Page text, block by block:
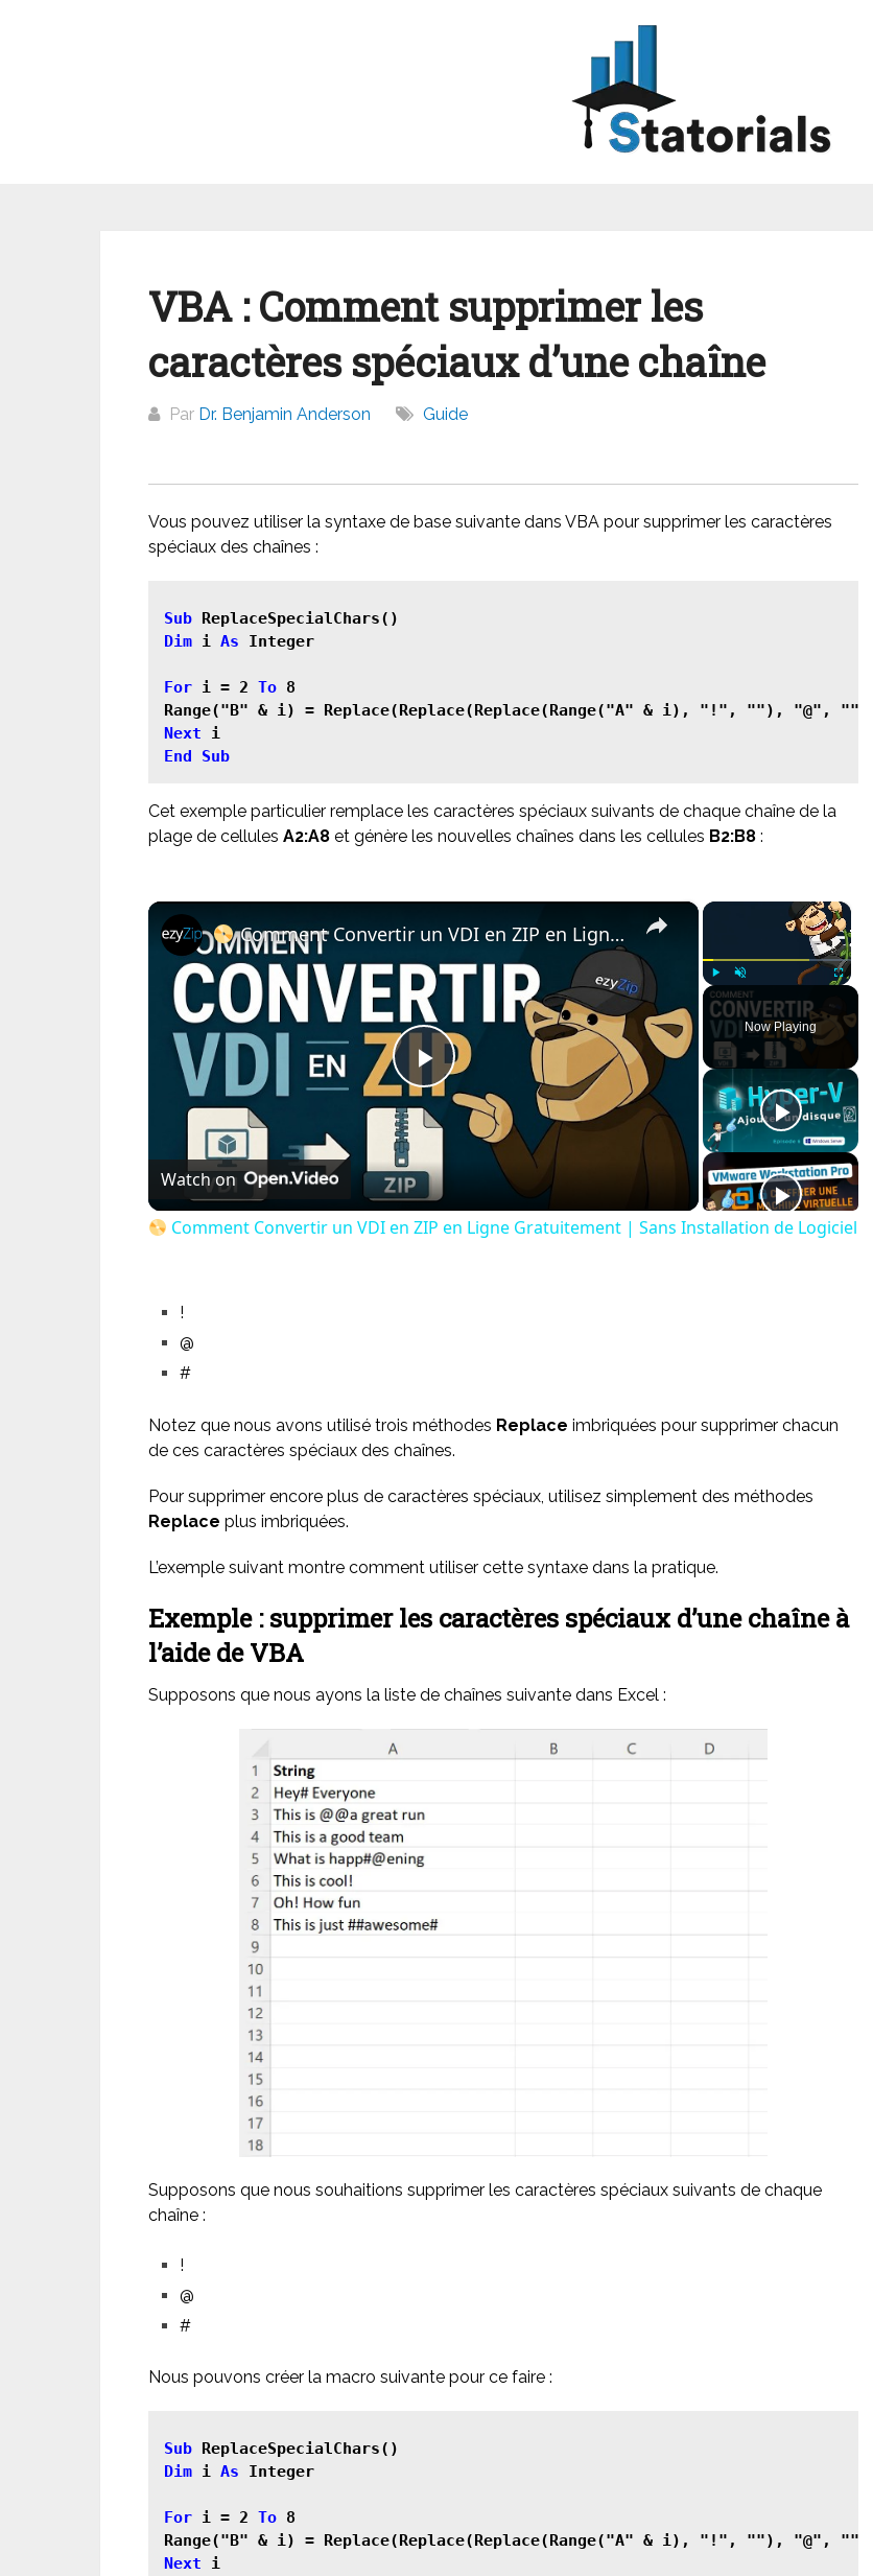
VBA : Comment supprimer les
caractères spéciaux d’une chaîne
Par Dr. Benjamin Anderson Guide
Vous pouvez utiliser la syntaxe de base suivante dans VBA pour supprimer les caractères
spéciaux des chaînes :
Sub
Dim i As Integer
For i = 2 To 8
Next
End Sub
Cet exemple particulier remplace les caractères spéciaux suivants de chaque chaîne de la
plage de cellules A2:A8 et génère les nouvelles chaînes dans les cellules B2:B8 :
×
Play Unmute Fullscreen
Now Playing
×
Play
Video
Comment Convertir un VDI en ZIP en Ligne Gratuitement | Sans Installation de Logiciel
Watch on
Comment Convertir un VDI en ZIP en Ligne Gratuitement | Sans Installation de Logiciel
!
@
#
Notez que nous avons utilisé trois méthodes Replace imbriquées pour supprimer chacun
de ces caractères spéciaux des chaînes.
Pour supprimer encore plus de caractères spéciaux, utilisez simplement des méthodes
Replace plus imbriquées.
L’exemple suivant montre comment utiliser cette syntaxe dans la pratique.
Exemple : supprimer les caractères spéciaux d’une chaîne à
l’aide de VBA
Supposons que nous ayons la liste de chaînes suivante dans Excel :
Supposons que nous souhaitions supprimer les caractères spéciaux suivants de chaque
chaîne :
!
@
#
Nous pouvons créer la macro suivante pour ce faire :
Sub
Dim i As Integer
For i = 2 To 8
Next